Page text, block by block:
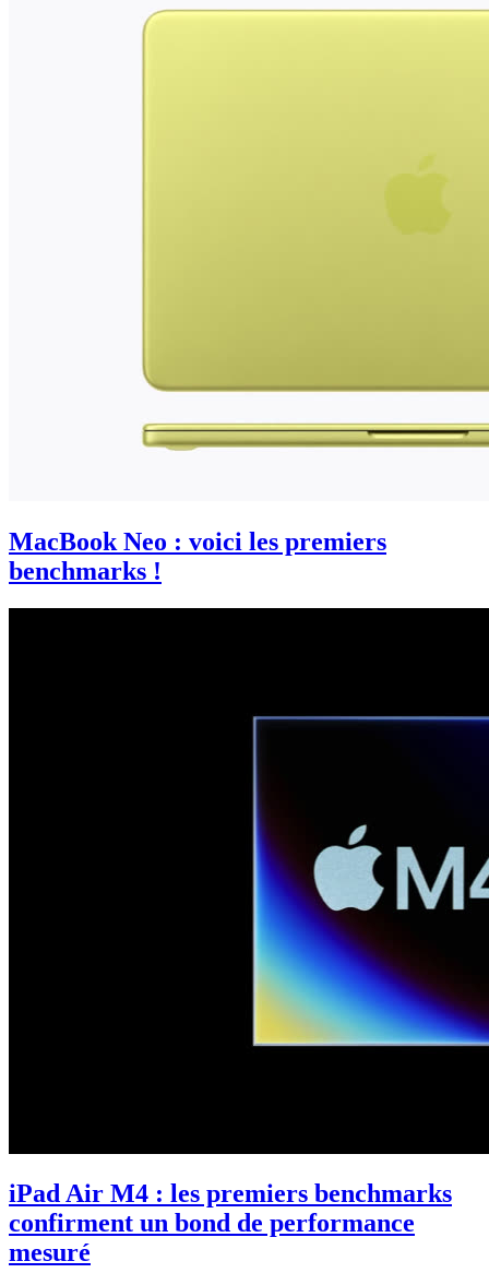
MacBook Neo : voici les premiers
benchmarks !
iPad Air M4 : les premiers benchmarks
confirment un bond de performance
mesuré